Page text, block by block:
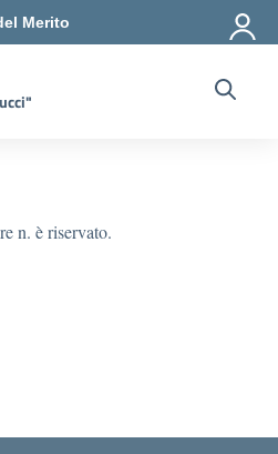
Merito
n. è riservato.